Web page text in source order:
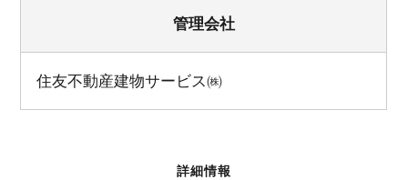
管理会社
住友不動産建物サービス㈱
詳細情報